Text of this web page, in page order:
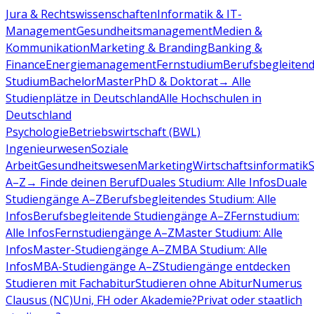
Jura & RechtswissenschaftenInformatik & IT-
ManagementGesundheitsmanagementMedien &
KommunikationMarketing & BrandingBanking &
FinanceEnergiemanagementFernstudiumBerufsbegleitend
StudiumBachelorMasterPhD & Doktorat→ Alle
Studienplätze in DeutschlandAlle Hochschulen in
Deutschland
PsychologieBetriebswirtschaft (BWL)
IngenieurwesenSoziale
ArbeitGesundheitswesenMarketingWirtschaftsinformatik
A–Z→ Finde deinen BerufDuales Studium: Alle InfosDuale
Studiengänge A–ZBerufsbegleitendes Studium: Alle
InfosBerufsbegleitende Studiengänge A–ZFernstudium:
Alle InfosFernstudiengänge A–ZMaster Studium: Alle
InfosMaster-Studiengänge A–ZMBA Studium: Alle
InfosMBA-Studiengänge A–ZStudiengänge entdecken
Studieren mit FachabiturStudieren ohne AbiturNumerus
Clausus (NC)Uni, FH oder Akademie?Privat oder staatlich